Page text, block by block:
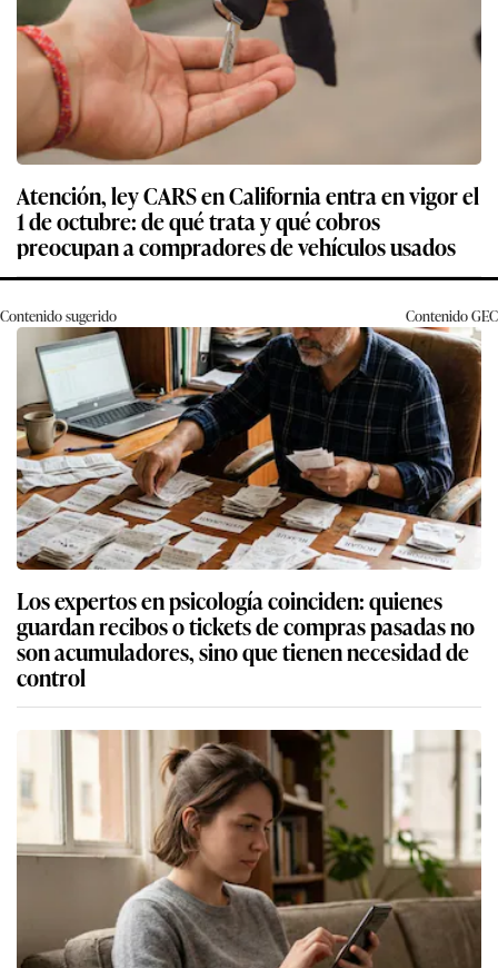
Atención, ley CARS en California entra en vigor el
1 de octubre: de qué trata y qué cobros
preocupan a compradores de vehículos usados
Contenido sugerido ContenidoGEC
Los expertos en psicología coinciden: quienes
guardan recibos o tickets de compras pasadas no
son acumuladores, sino que tienen necesidad de
control